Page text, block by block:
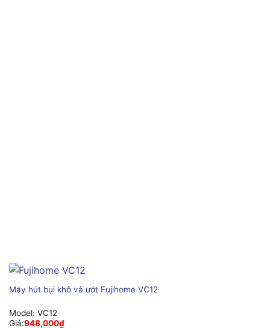
Máy hút bụi khô và ướt Fujihome VC12
Model: VC12
Giá:948,000₫